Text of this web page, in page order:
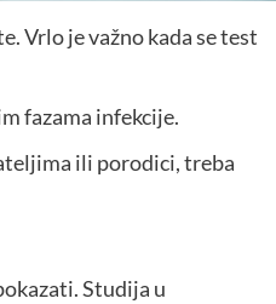
Vrlo je važno kada se test
fazama infekcije.
ili porodici, treba
Studija u